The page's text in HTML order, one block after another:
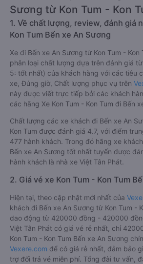
Sương từ Kon Tum - Kon
1. Về chất lượng, review, đánh giá
Kon Tum Bến xe An Sương
Xe đi Bến xe An Sương từ Kon Tum -
phân loại chất lượng dựa trên đánh giá từ
5: tốt nhất) của khách hàng với các tiêu
xe, Đúng giờ, Chất lượng phục vụ trên
này được viết trực tiếp bởi các khách
các hãng Xe Kon Tum - Kon Tum đi Bến
Chất lượng các xe khách đi Bến xe An
Kon Tum được đánh giá 4.7, với điểm
477 hành khách. Trong đó hãng xe
Bến xe An Sương tốt nhất tuyến được
hành khách là nhà xe Việt Tân Phát.
2. Giá vé xe Kon Tum - Kon Tum
Hiện tại, theo cập nhật mới nhất của
khách đi Bến xe An Sương từ Kon Tum -
dao động từ 420000 đồng - 420000
Việt Tân Phát có giá vé rẻ nhất, chỉ
Kon Tum - Kon Tum Bến xe An Sương
Vexere.com để có giá rẻ nhất, đảm bảo
trợ đổi trả vé miễn phí. Tổng đài tư vấn,